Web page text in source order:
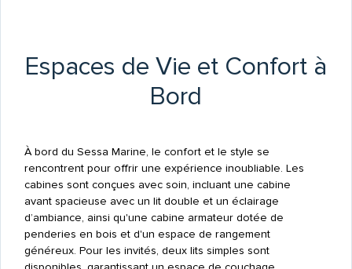
Espaces de Vie et Confort à
Bord
À bord du Sessa Marine, le confort et le style se
rencontrent pour offrir une expérience inoubliable. Les
cabines sont conçues avec soin, incluant une cabine
avant spacieuse avec un lit double et un éclairage
d’ambiance, ainsi qu'une cabine armateur dotée de
penderies en bois et d'un espace de rangement
généreux. Pour les invités, deux lits simples sont